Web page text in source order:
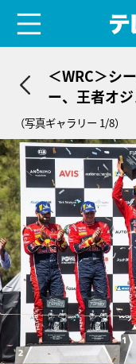
＜WRC＞シ
ー、王者オ
の」
（写真ギャラリー 1/8）